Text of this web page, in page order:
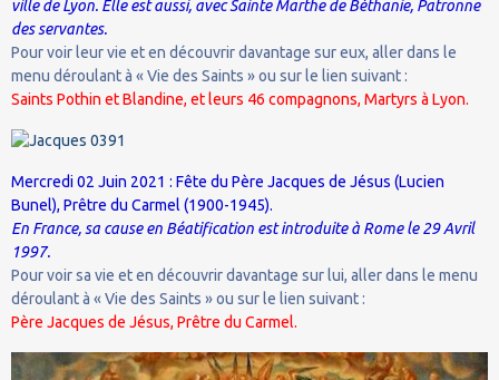
ville de Lyon. Elle est aussi, avec Sainte Marthe de Béthanie, Patronne
des servantes.
Pour voir leur vie et en découvrir davantage sur eux, aller dans le
menu déroulant à « Vie des Saints » ou sur le lien suivant :
Saints Pothin et Blandine, et leurs 46 compagnons, Martyrs à Lyon.
Mercredi 02 Juin 2021 : Fête du Père Jacques de Jésus (Lucien
Bunel), Prêtre du Carmel (1900-1945).
En France, sa cause en Béatification est introduite à Rome le 29 Avril
1997.
Pour voir sa vie et en découvrir davantage sur lui, aller dans le menu
déroulant à « Vie des Saints » ou sur le lien suivant :
Père Jacques de Jésus, Prêtre du Carmel.